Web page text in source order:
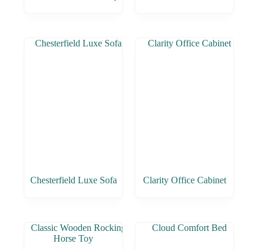
Chesterfield Luxe Sofa Clarity Office Cabinet